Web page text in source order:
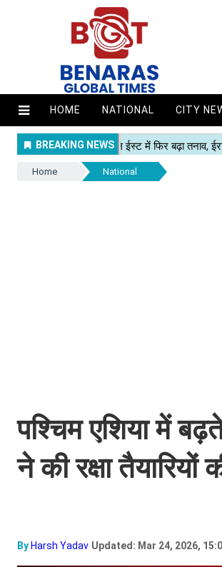
HOME NATIONAL CITY
Home National
पश्चिम एशिया में
ने की रक्षा तैयारियों
By Harsh Yadav Updated: Mar 24, 2026,